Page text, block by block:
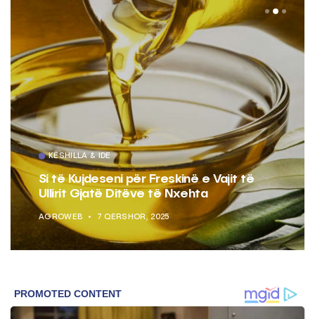
KËSHILLA & IDE
Si të Kujdeseni për Freskinë e Vajit të
Ullirit Gjatë Ditëve të Nxehta
AGROWEB 7 QERSHOR, 2025